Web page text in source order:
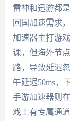
雷神和迅游都
回国加速需求
加速器主打游
课，但海外节
路，导致延迟
午延迟50ms，
手游加速器则
戏上有专属通